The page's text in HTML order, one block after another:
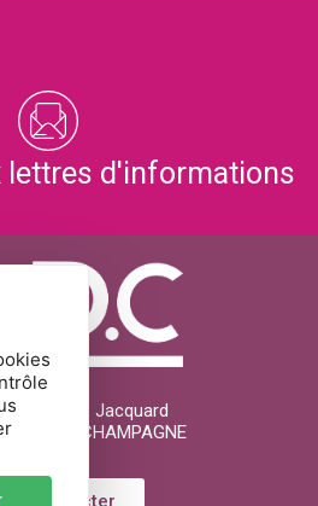
lettres d'informations
Marie Jacquard
EN-CHAMPAGNE
contacter